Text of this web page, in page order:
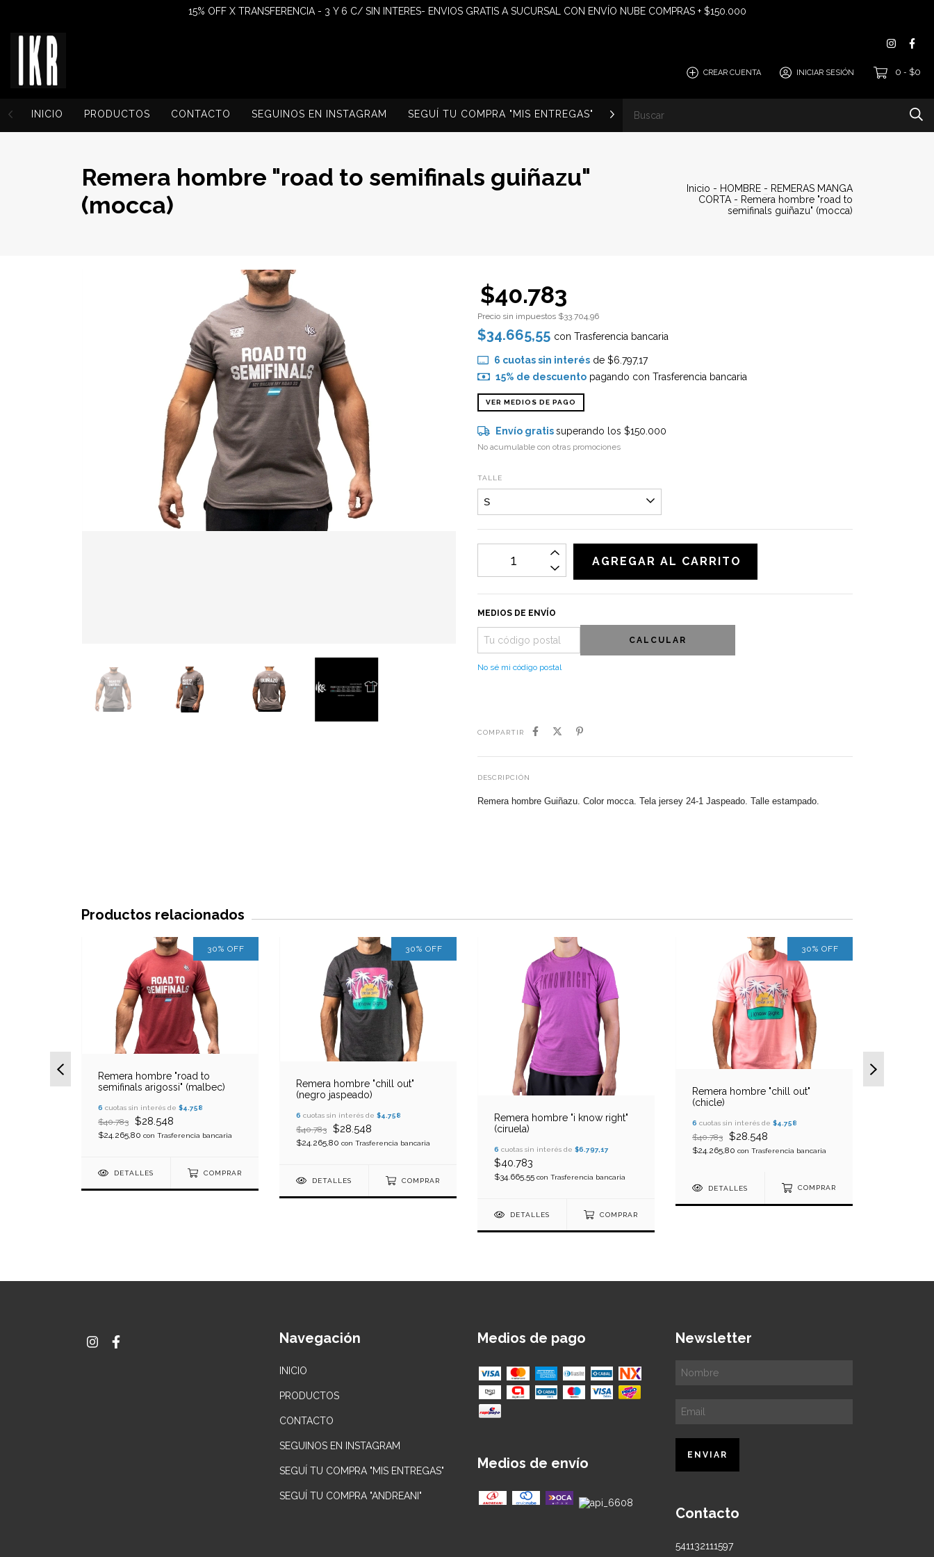
15% OFF X TRANSFERENCIA - 3 Y 6 C/ SIN INTERES- ENVIOS GRATIS A SUCURSAL CON ENVÍO NUBE COMPRAS + $150.000
CREAR CUENTA INICIAR SESIÓN 0 - $0
INICIO PRODUCTOS CONTACTO SEGUINOS EN INSTAGRAM SEGUÍ TU COMPRA "MIS ENTREGAS" SEGUÍ TU COMPRA "ANDREANI"
Remera hombre "road to semifinals guiñazu"
(mocca)
Inicio - HOMBRE - REMERAS MANGA
CORTA - Remera hombre "road to
semifinals guiñazu" (mocca)
$40.783
Precio sin impuestos $33.704,96
$34.665,55 con Trasferencia bancaria
6 cuotas sin interésde $6.797,17
15% de descuentopagando con Trasferencia bancaria
VER MEDIOS DE PAGO
Envío gratissuperando los $150.000
No acumulable con otras promociones
TALLE
MEDIOS DE ENVÍO
CALCULAR
No sé mi código postal
COMPARTIR
DESCRIPCIÓN
Remera hombre Guiñazu. Color mocca. Tela jersey 24-1 Jaspeado. Talle estampado.
Productos relacionados
30% OFF
Remera hombre "road to
semifinals arigossi" (malbec)
6 cuotas sin interés de $4.758
$40.783 $28.548
$24.265,80 con Trasferencia bancaria
DETALLES COMPRAR
30% OFF
Remera hombre "chill out"
(negro jaspeado)
6 cuotas sin interés de $4.758
$40.783 $28.548
$24.265,80 con Trasferencia bancaria
DETALLES COMPRAR
Remera hombre "i know right"
(ciruela)
6 cuotas sin interés de $6.797,17
$40.783
$34.665,55 con Trasferencia bancaria
DETALLES COMPRAR
30% OFF
Remera hombre "chill out"
(chicle)
6 cuotas sin interés de $4.758
$40.783 $28.548
$24.265,80 con Trasferencia bancaria
DETALLES COMPRAR
Navegación
INICIO
PRODUCTOS
CONTACTO
SEGUINOS EN INSTAGRAM
SEGUÍ TU COMPRA "MIS ENTREGAS"
SEGUÍ TU COMPRA "ANDREANI"
Medios de pago
Medios de envío
Newsletter
Contacto
541132111597